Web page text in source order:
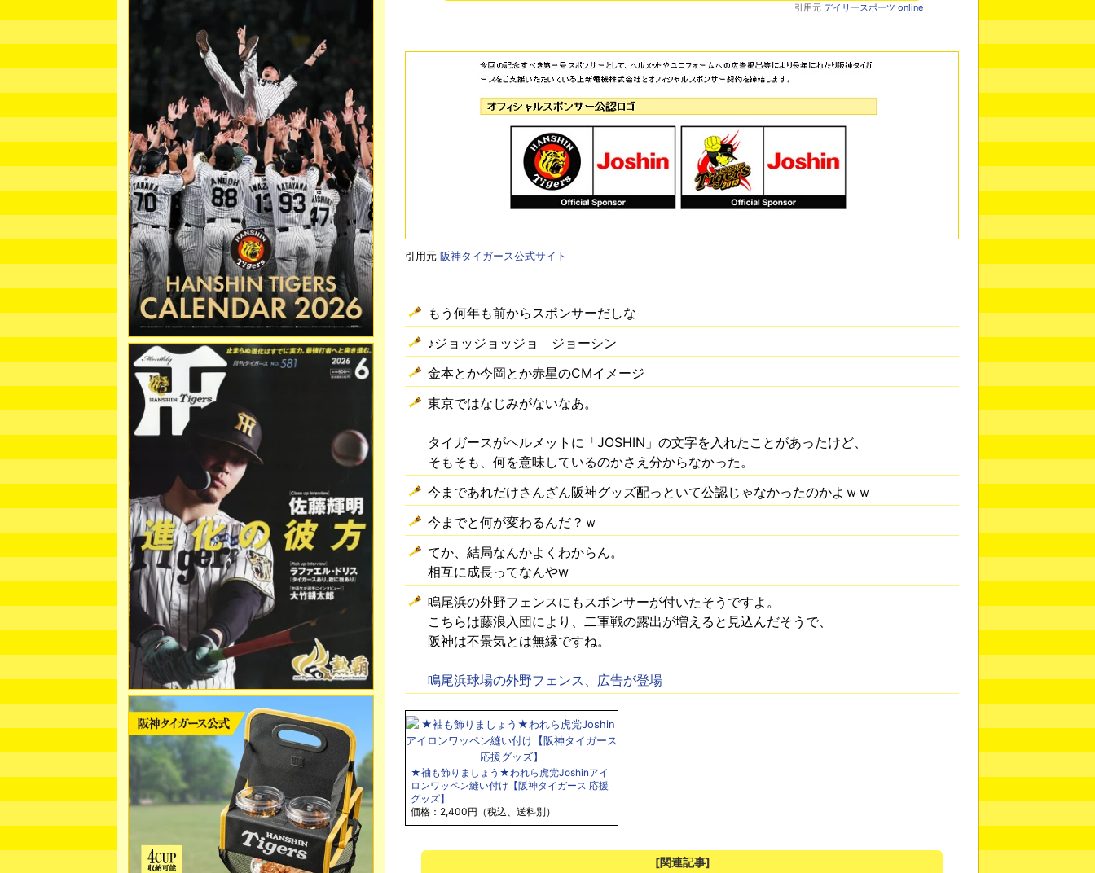
引用元 デイリースポーツ online
引用元 阪神タイガース公式サイト
もう何年も前からスポンサーだしな
♪ジョッジョッジョ ジョーシン
金本とか今岡とか赤星のCMイメージ
東京ではなじみがないなあ。
タイガースがヘルメットに「JOSHIN」の文字を入れたことがあったけど、
そもそも、何を意味しているのかさえ分からなかった。
今まであれだけさんざん阪神グッズ配っといて公認じゃなかったのかよｗｗ
今までと何が変わるんだ？ｗ
てか、結局なんかよくわからん。
相互に成長ってなんやw
鳴尾浜の外野フェンスにもスポンサーが付いたそうですよ。
こちらは藤浪入団により、二軍戦の露出が増えると見込んだそうで、
阪神は不景気とは無縁ですね。
鳴尾浜球場の外野フェンス、広告が登場
★袖も飾りましょう★われら虎党Joshinアイ
ロンワッペン縫い付け【阪神タイガース 応援
グッズ】
価格：2,400円（税込、送料別）
[関連記事]